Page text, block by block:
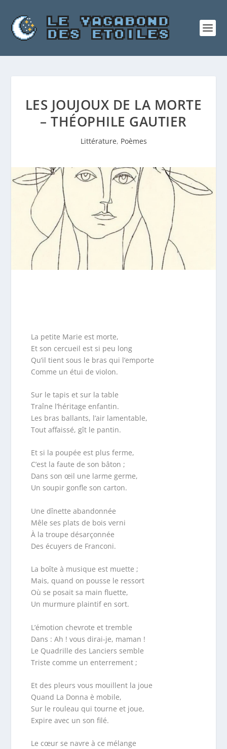
LES JOUJOUX DE LA MORTE
– THÉOPHILE GAUTIER
Littérature, Poèmes
La petite Marie est morte,
Et son cercueil est si peu long
Qu’il tient sous le bras qui l’emporte
Comme un étui de violon.
Sur le tapis et sur la table
Traîne l’héritage enfantin.
Les bras ballants, l’air lamentable,
Tout affaissé, gît le pantin.
Et si la poupée est plus ferme,
C’est la faute de son bâton ;
Dans son œil une larme germe,
Un soupir gonfle son carton.
Une dînette abandonnée
Mêle ses plats de bois verni
À la troupe désarçonnée
Des écuyers de Franconi.
La boîte à musique est muette ;
Mais, quand on pousse le ressort
Où se posait sa main fluette,
Un murmure plaintif en sort.
L’émotion chevrote et tremble
Dans : Ah ! vous dirai-je, maman !
Le Quadrille des Lanciers semble
Triste comme un enterrement ;
Et des pleurs vous mouillent la joue
Quand La Donna è mobile,
Sur le rouleau qui tourne et joue,
Expire avec un son filé.
Le cœur se navre à ce mélange